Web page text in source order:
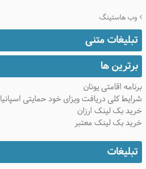
وب هاستینگ
تبلیغات متنی
برترین ها
برنامه اقامتی یونان
شرایط کلی دریافت ویزای خود حمایتی اسپانیا
خرید بک لینک ارزان
خرید بک لینک معتبر
تبلیغات